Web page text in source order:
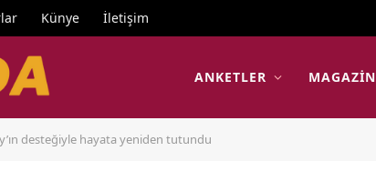
Künye İletişim
ANKETLER MAGAZIN
desteğiyle hayata yeniden tutundu